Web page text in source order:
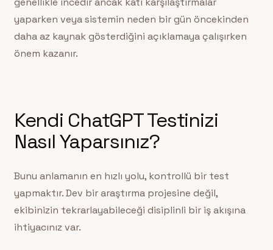
yaparken veya sistemin neden bir gün öncekinden
daha az kaynak gösterdiğini açıklamaya çalışırken
önem kazanır.
Kendi ChatGPT Testinizi
Nasıl Yaparsınız?
Bunu anlamanın en hızlı yolu, kontrollü bir test
yapmaktır. Dev bir araştırma projesine değil,
ekibinizin tekrarlayabileceği disiplinli bir iş akışına
ihtiyacınız var.